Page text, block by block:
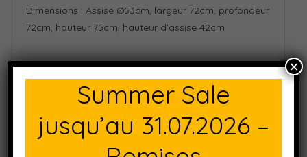
Dimensions : Assise Ø53cm, largeur 72cm, profondeur
72cm, hauteur 75cm, hauteur d’assise 42cm
Summer Sale
jusqu’au 31.07.2026 –
×